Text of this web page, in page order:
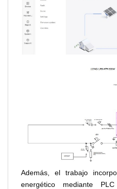
Además, el trabajo
energético mediante